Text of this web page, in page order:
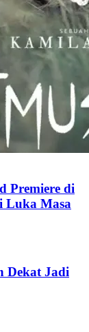
Premiere di
Luka Masa
Dekat Jadi